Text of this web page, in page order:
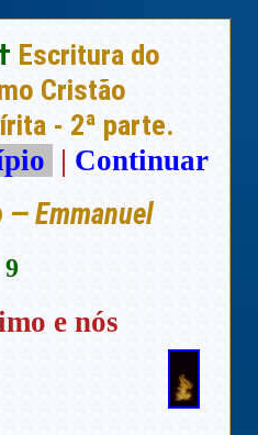
Escritura do
Cristão
- 2ª parte.
| Continuar
— Emmanuel
9
e nós